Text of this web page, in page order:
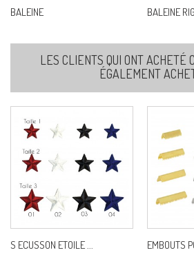
BALEINE BALEINE
LES CLIENTS QUI ONT ACHETÉ
ÉGALEMENT
S ECUSSON ETOILE ... EMBOUTS